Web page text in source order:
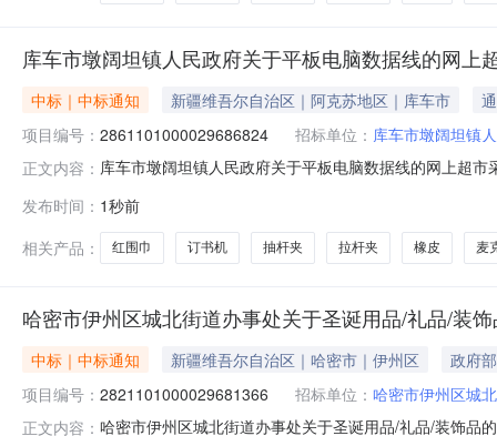
库车市墩阔坦镇人民政府关于平板电脑数据线的网上
中标｜中标通知 新疆维吾尔自治区｜阿克苏地区｜库车市
项目编号： 2861101000029686824 招标单位： 库车市墩阔坦镇
正文内容： 库车市墩阔坦镇人民政府关于平板电脑数据线的网上超
划金额（元）:项目所在行政区划编码:652923项目所在
发布时间： 1秒前
相关产品：
红围巾 订书机 抽杆夹 拉杆夹 橡皮 麦
哈密市伊州区城北街道办事处关于圣诞用品/礼品/装
中标｜中标通知 新疆维吾尔自治区｜哈密市｜伊州区
政府
项目编号： 2821101000029681366 招标单位： 哈密市伊州区城
正文内容： 哈密市伊州区城北街道办事处关于圣诞用品/礼品/装饰品